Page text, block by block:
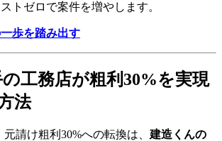
トゼロで案件を増やします。
歩を踏み出す
工務店が粗利30%を実現
法
請け粗利30%への転換は、 建造くんの